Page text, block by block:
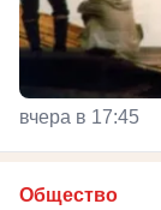
вчера в 17:45
Общество